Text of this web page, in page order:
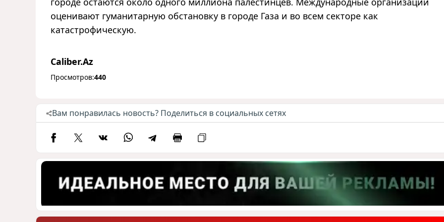
оценивают гуманитарную обстановку в городе Газа и во всем секторе как
катастрофическую.
Caliber.Az
Просмотров:440
Вам понравилась новость? Поделиться в социальных сетях